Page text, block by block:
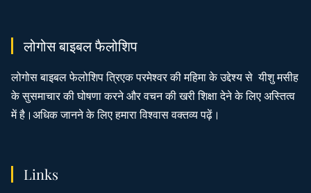
लोगोस बाइबल फैलोशिप
लोगोस बाइबल फेलोशिप त्रिएक परमेश्वर की महिमा के उद्देश्य से यीशु मसीह
के सुसमाचार की घोषणा करने और वचन की खरी शिक्षा देने के लिए अस्तित्व
में है।अधिक जानने के लिए हमारा विश्वास वक्तव्य पढ़ें।
Links